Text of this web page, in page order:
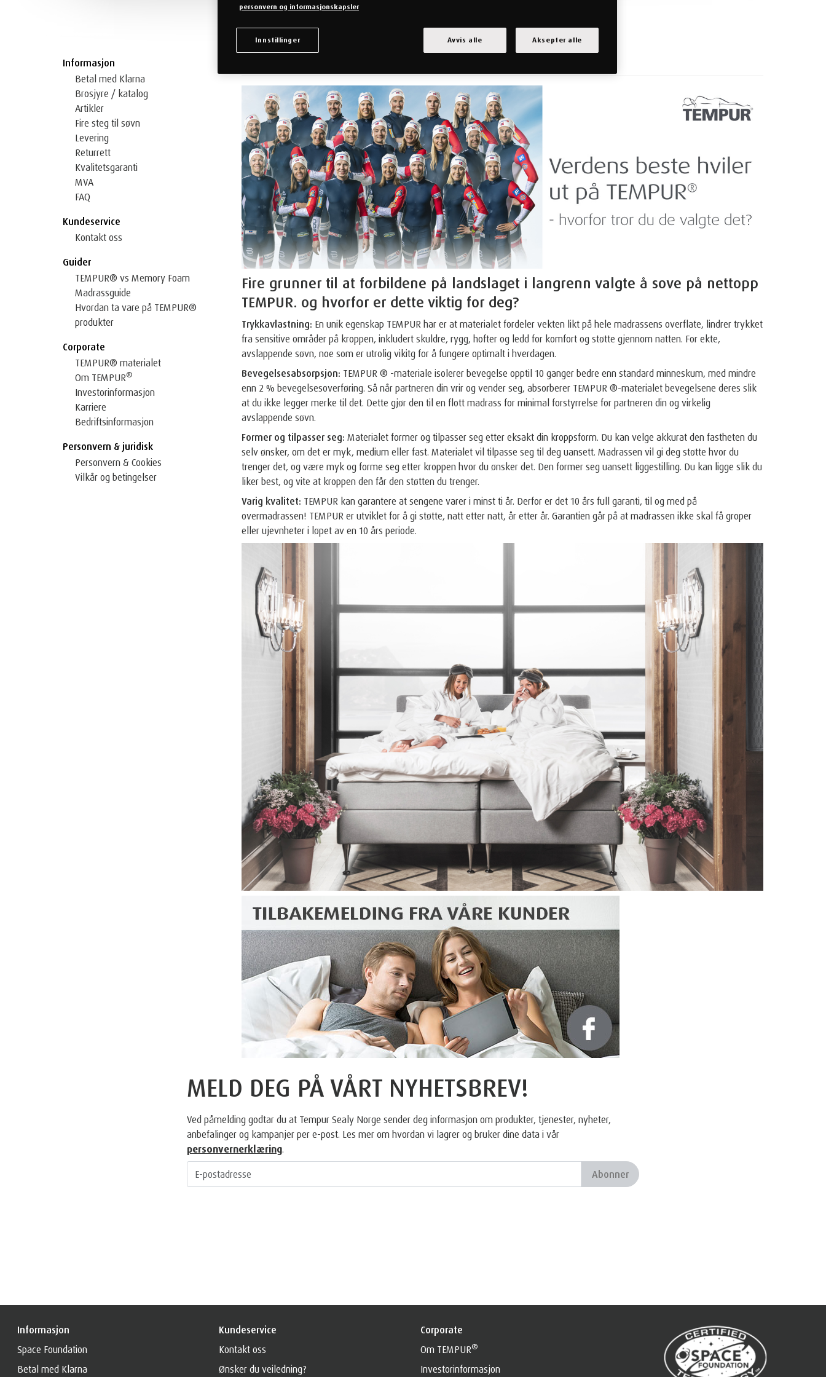
Fire grunner til at forbildene på landslaget i langrenn valgte å sove på nettopp
TEMPUR. og hvorfor er dette viktig for deg?
Trykkavlastning: En unik egenskap TEMPUR har er at materialet fordeler vekten likt på hele madrassens overflate, lindrer trykket
fra sensitive områder på kroppen, inkludert skuldre, rygg, hofter og ledd for komfort og støtte gjennom natten. For ekte,
avslappende søvn, noe som er utrolig vikitg for å fungere optimalt i hverdagen.
Bevegelsesabsorpsjon: TEMPUR ® -materiale isolerer bevegelse opptil 10 ganger bedre enn standard minneskum, med mindre
enn 2 % bevegelsesoverføring. Så når partneren din vrir og vender seg, absorberer TEMPUR ®-materialet bevegelsene deres slik
at du ikke legger merke til det. Dette gjør den til en flott madrass for minimal forstyrrelse for partneren din og virkelig
avslappende søvn.
Former og tilpasser seg: Materialet former og tilpasser seg etter eksakt din kroppsform. Du kan velge akkurat den fastheten du
selv ønsker, om det er myk, medium eller fast. Materialet vil tilpasse seg til deg uansett. Madrassen vil gi deg støtte hvor du
trenger det, og være myk og forme seg etter kroppen hvor du ønsker det. Den former seg uansett liggestilling. Du kan ligge slik du
liker best, og vite at kroppen den får den støtten du trenger.
Varig kvalitet: TEMPUR kan garantere at sengene varer i minst ti år. Derfor er det 10 års full garanti, til og med på
overmadrassen! TEMPUR er utviklet for å gi støtte, natt etter natt, år etter år. Garantien går på at madrassen ikke skal få groper
eller ujevnheter i løpet av en 10 års periode.
Informasjon
Betal med Klarna
Brosjyre / katalog
Artikler
Fire steg til søvn
Levering
Returrett
Kvalitetsgaranti
MVA
FAQ
Kundeservice
Kontakt oss
Guider
TEMPUR® vs Memory Foam
Madrassguide
Hvordan ta vare på TEMPUR®
produkter
Corporate
TEMPUR® materialet
Om TEMPUR®
Investorinformasjon
Karriere
Bedriftsinformasjon
Personvern & juridisk
Personvern & Cookies
Vilkår og betingelser
MELD DEG PÅ VÅRT NYHETSBREV!
Ved påmelding godtar du at Tempur Sealy Norge sender deg informasjon om produkter, tjenester, nyheter,
anbefalinger og kampanjer per e-post. Les mer om hvordan vi lagrer og bruker dine data i vår
personvernerklæring.
Abonner
Informasjon
Space Foundation
Betal med Klarna
Kundeservice
Kontakt oss
Ønsker du veiledning?
Corporate
Om TEMPUR®
Investorinformasjon
personvern og informasjonskapsler
Innstillinger Avvis alle Aksepter alle